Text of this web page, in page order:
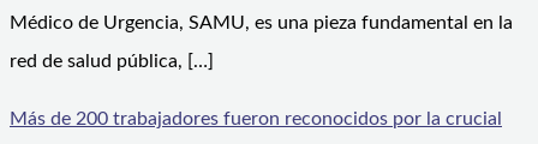
Médico de Urgencia, SAMU, es una pieza fundamental en la
red de salud pública, […]
Más de 200 trabajadores fueron reconocidos por la crucial